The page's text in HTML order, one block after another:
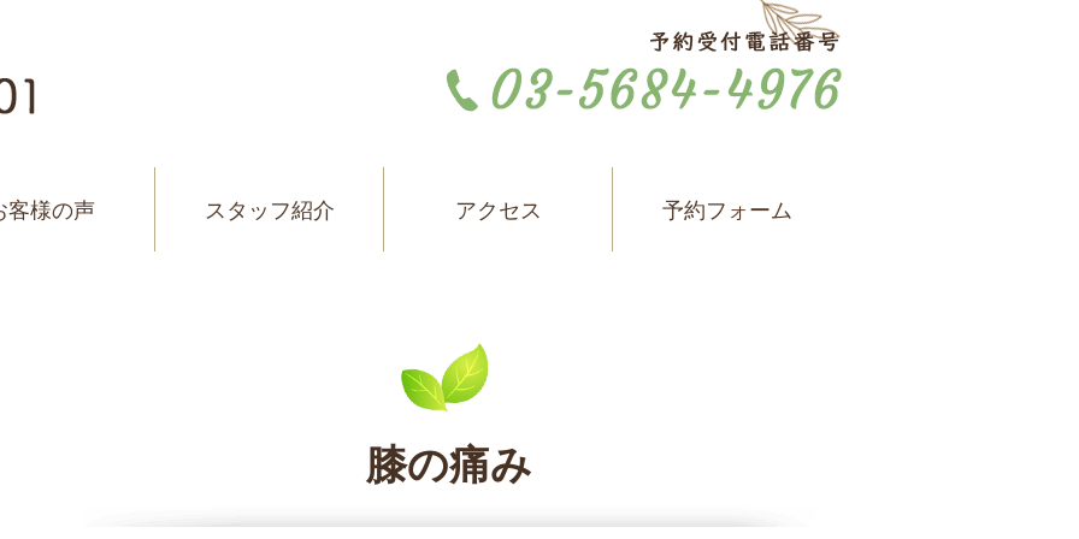
客様の声 スタッフ紹介 アクセス 予約フォーム
膝の痛み